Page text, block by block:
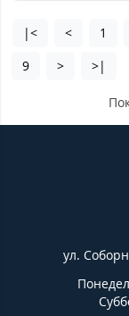
|< < 1
9
> >|
ул.